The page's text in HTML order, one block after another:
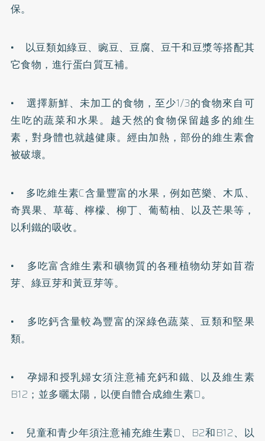
保。
• 以豆類如綠豆、豌豆、豆腐、豆干和豆漿等搭配其
它食物，進行蛋白質互補。
• 選擇新鮮、未加工的食物，至少1/3的食物來自可
生吃的蔬菜和水果。越天然的食物保留越多的維生
素，對身體也就越健康。經由加熱，部份的維生素會
被破壞。
• 多吃維生素C含量豐富的水果，例如芭樂、木瓜、
奇異果、草莓、檸檬、柳丁、葡萄柚、以及芒果等，
以利鐵的吸收。
• 多吃富含維生素和礦物質的各種植物幼芽如苜蓿
芽、綠豆芽和黃豆芽等。
• 多吃鈣含量較為豐富的深綠色蔬菜、豆類和堅果
類。
• 孕婦和授乳婦女須注意補充鈣和鐵、以及維生素
B12；並多曬太陽，以便自體合成維生素D。
• 兒童和青少年須注意補充維生素D、B2和B12、以